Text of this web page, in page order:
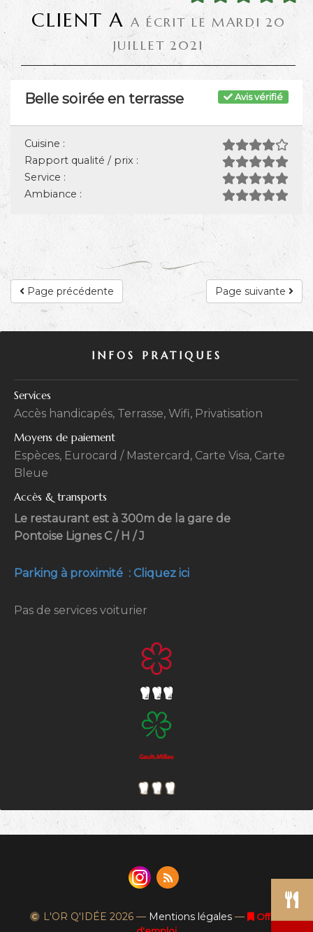
CLIENT A A ÉCRIT LE MARDI 20
JUILLET 2021
Avis vérifié
Belle soirée en terrasse
Cuisine :
Rapport qualité / prix :
Service :
Ambiance :
Page suivante
Page précédente
INFOS PRATIQUES
Services
Accès handicapés, Terrasse, Wifi, Privatisation
Moyens de paiement
Espèces, Eurocard / Mastercard, Carte Visa, Carte
Bleue
Accès & transports
Le restaurant est à 300m de la gare de
Pontoise Lignes C / H / J
Parking à proximité : Cliquez ici
Pas de services voiturier
L'OR Q'IDÉE 2026 — Mentions légales —
Offres